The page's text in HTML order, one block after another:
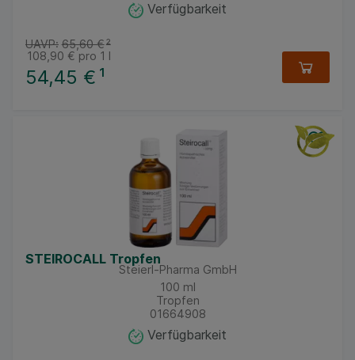
Verfügbarkeit
54,45 € ¹
UAVP: 65,60 €²
108,90 € pro 1 l
STEIROCALL Tropfen
Steierl-Pharma GmbH
100 ml
Tropfen
01664908
Verfügbarkeit